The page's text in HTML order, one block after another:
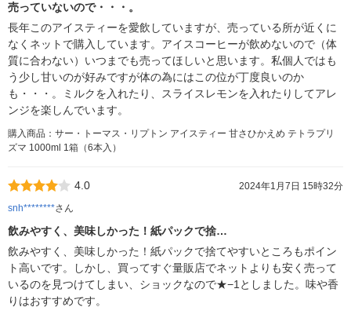
売っていないので・・・。
長年このアイスティーを愛飲していますが、売っている所が近くに
なくネットで購入しています。アイスコーヒーが飲めないので（体
質に合わない）いつまでも売ってほしいと思います。私個人ではも
う少し甘いのが好みですが体の為にはこの位が丁度良いのか
も・・・。ミルクを入れたり、スライスレモンを入れたりしてアレ
ンジを楽しんでいます。
購入商品：サー・トーマス・リプトン アイスティー 甘さひかえめ テトラプリ
ズマ 1000ml 1箱（6本入）
4.0
2024年1月7日 15時32分
snh********さん
飲みやすく、美味しかった！紙パックで捨…
飲みやすく、美味しかった！紙パックで捨てやすいところもポイン
ト高いです。しかし、買ってすぐ量販店でネットよりも安く売って
いるのを見つけてしまい、ショックなので★−1としました。味や香
りはおすすめです。